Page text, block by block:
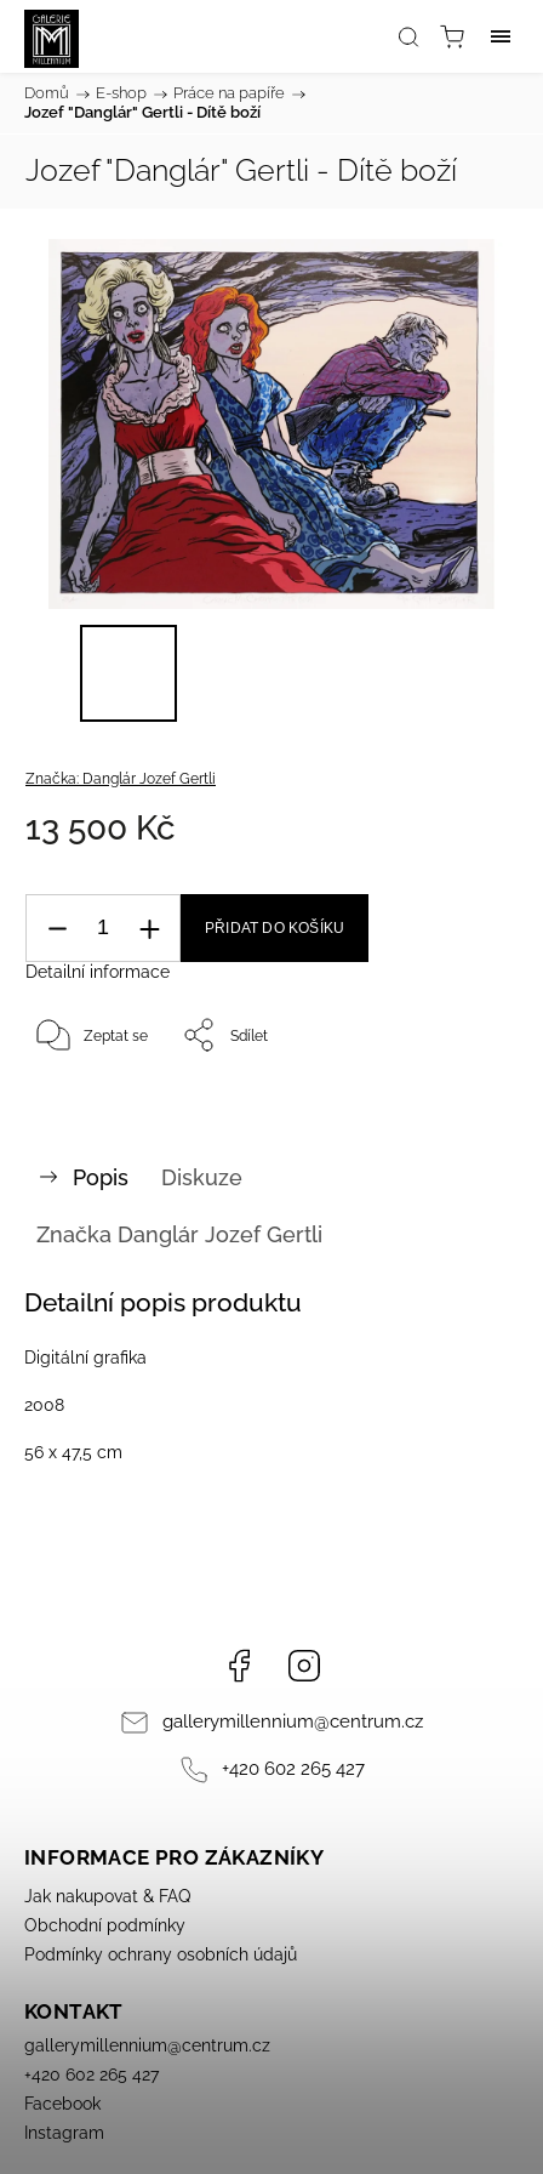
Domů / E-shop / Práce na papíře /
Jozef "Danglár" Gertli - Dítě boží
Jozef "Danglár" Gertli - Dítě boží
Značka: Danglár Jozef Gertli
13 500 Kč
PŘIDAT DO KOŠÍKU
Detailní informace
Zeptat se Sdílet
Popis Diskuze
Značka Danglár Jozef Gertli
Detailní popis produktu
Digitální grafika
2008
56 x 47,5 cm
Facebook
gallerymillennium@centrum.cz
+420 602 265 427
INFORMACE PRO ZÁKAZNÍKY
Jak nakupovat & FAQ
Obchodní podmínky
Podmínky ochrany osobních údajů
KONTAKT
gallerymillennium@centrum.cz
+420 602 265 427
Facebook
Instagram